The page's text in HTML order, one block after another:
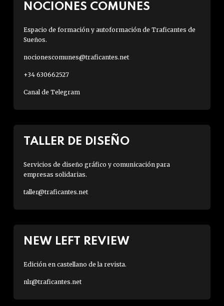
NOCIONES COMUNES
Espacio de formación y autoformación de Traficantes de
Sueños.
nocionescomunes@traficantes.net
+34 630662527
Canal de Telegram
TALLER DE DISEÑO
Servicios de diseño gráfico y comunicación para
empresas solidarias.
taller@traficantes.net
NEW LEFT REVIEW
Edición en castellano de la revista.
nlr@traficantes.net